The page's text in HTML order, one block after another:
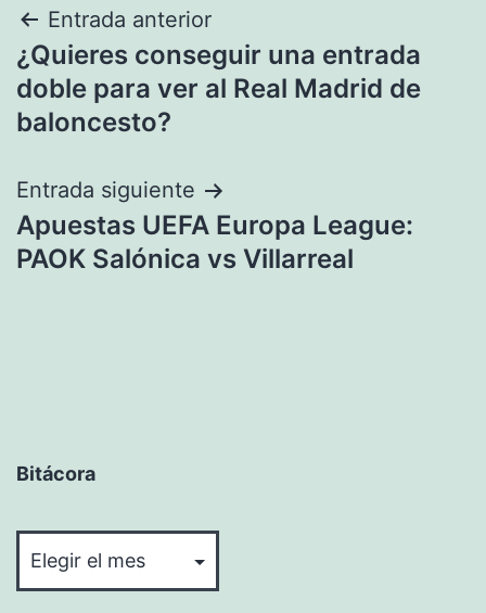
Navegación
de
entradas
Entrada anterior
¿Quieres conseguir una entrada
doble para ver al Real Madrid de
baloncesto?
Entrada siguiente
Apuestas UEFA Europa League:
PAOK Salónica vs Villarreal
Bitácora